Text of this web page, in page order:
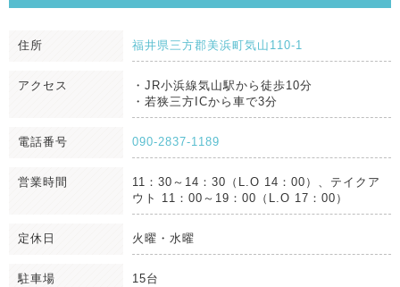
住所 福井県三方郡美浜町気山110-1
アクセス
・JR小浜線気山駅から徒歩10分
・若狭三方ICから車で3分
電話番号 090-2837-1189
営業時間
11：30～14：30（L.O 14：00）、テイクア
ウト 11：00～19：00（L.O 17：00）
定休日 火曜・水曜
駐車場 15台